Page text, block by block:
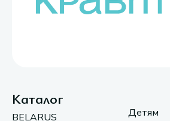
Каталог
BELARUS Детям